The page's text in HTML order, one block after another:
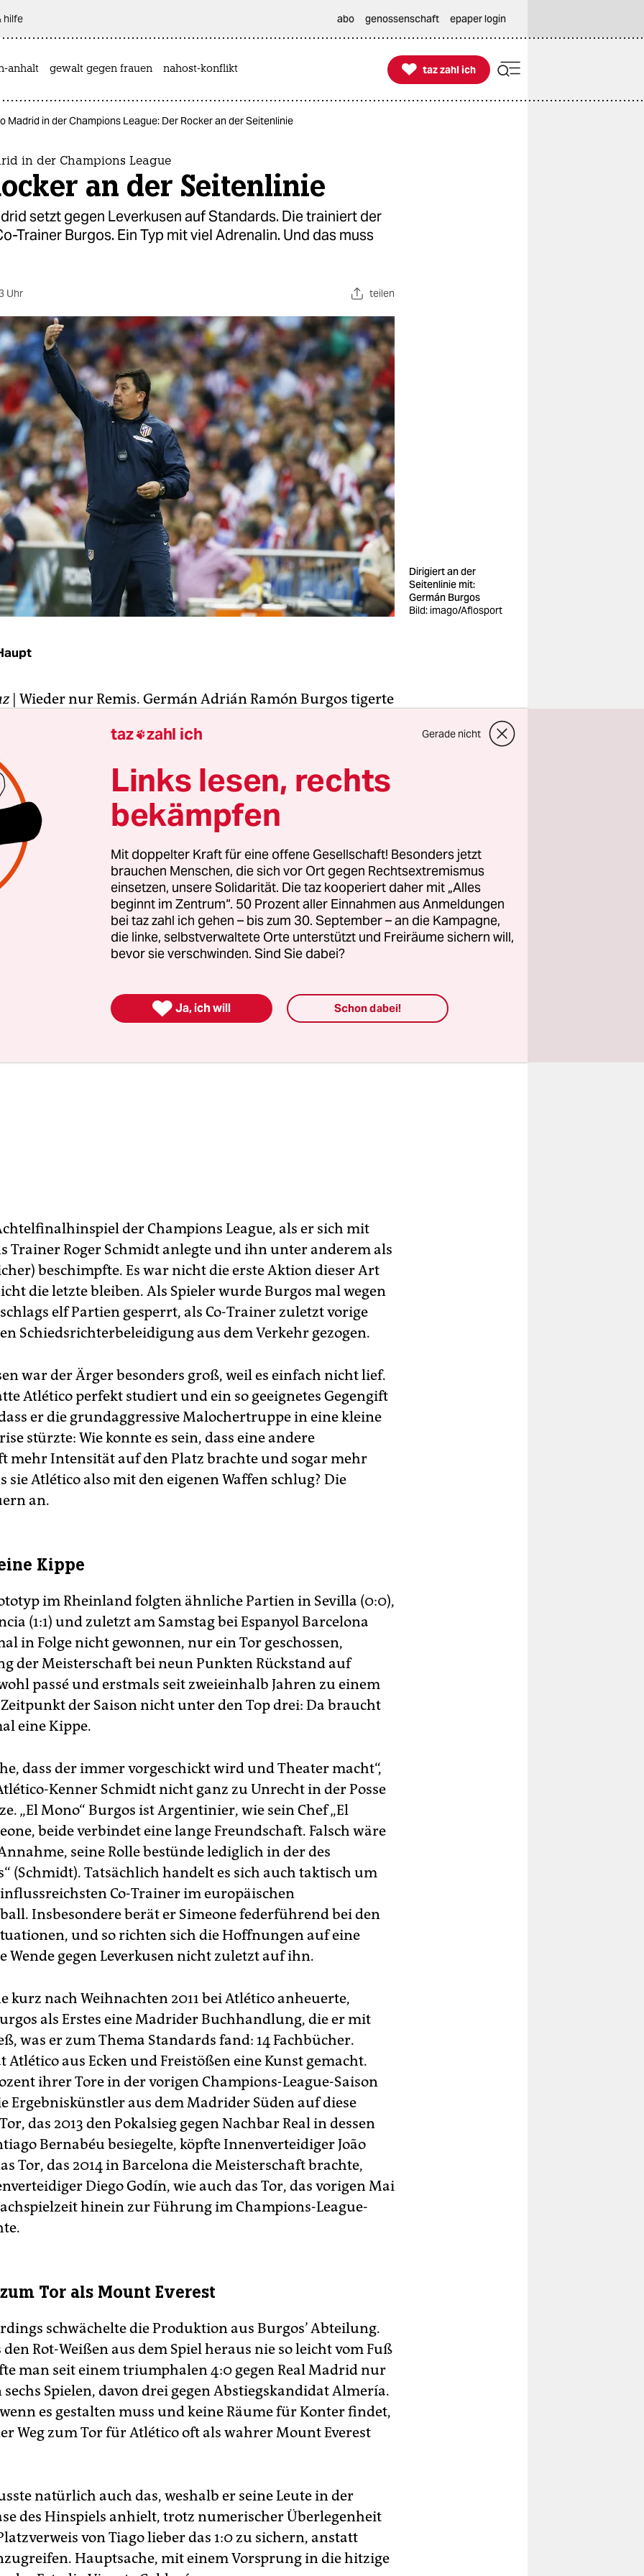
hilfe abo genossenschaft epaper login
anhalt gewalt gegen frauen nahost-konflikt 
taz zahl ich
taz zahl ich
Madrid in der Champions League: Der Rocker an der Seitenlinie
in der Champions League
an der Seitenlinie
setzt gegen Leverkusen auf Standards. Die trainiert der
Trainer Burgos. Ein Typ mit viel Adrenalin. Und das muss
Uhr teilen
Dirigiert an der
Seitenlinie mit:
Germán Burgos
Bild: imago/Aflosport
| Wieder nur Remis. Germán Adrián Ramón Burgos tigerte
bemerkenswert, als er vor vielen Jahren mal öffentlich
abschwor – nach überstandenem Nierenkrebs, den er auf
Laster zurückführte. Aber so diszipliniert ist er nun mal
der „Affe“, früherer Weltklassetorwart mit Matte,
und verrückten Paraden, Frontmann der Band The Garb
seinen Initialen) und heutige Assistenztrainer von
ist auch mit 45 und kürzeren Haaren immer Rocker
Einer mit viel Adrenalin. Und das muss raus.
der Champions League, als er sich mit
Trainer Roger Schmidt anlegte und ihn unter anderem als
beschimpfte. Es war nicht die erste Aktion dieser Art
die letzte bleiben. Als Spieler wurde Burgos mal wegen
elf Partien gesperrt, als Co-Trainer zuletzt vorige
Schiedsrichterbeleidigung aus dem Verkehr gezogen.
war der Ärger besonders groß, weil es einfach nicht lief.
Atlético perfekt studiert und ein so geeignetes Gegengift
er die grundaggressive Malochertruppe in eine kleine
stürzte: Wie konnte es sein, dass eine andere
mehr Intensität auf den Platz brachte und sogar mehr
sie Atlético also mit den eigenen Waffen schlug? Die
an.
Kippe
im Rheinland folgten ähnliche Partien in Sevilla (0:0),
(1:1) und zuletzt am Samstag bei Espanyol Barcelona
in Folge nicht gewonnen, nur ein Tor geschossen,
der Meisterschaft bei neun Punkten Rückstand auf
passé und erstmals seit zweieinhalb Jahren zu einem
der Saison nicht unter den Top drei: Da braucht
eine Kippe.
dass der immer vorgeschickt wird und Theater macht“,
Kenner Schmidt nicht ganz zu Unrecht in der Posse
„El Mono“ Burgos ist Argentinier, wie sein Chef „El
beide verbindet eine lange Freundschaft. Falsch wäre
seine Rolle bestünde lediglich in der des
(Schmidt). Tatsächlich handelt es sich auch taktisch um
Co-Trainer im europäischen
Insbesondere berät er Simeone federführend bei den
und so richten sich die Hoffnungen auf eine
Wende gegen Leverkusen nicht zuletzt auf ihn.
kurz nach Weihnachten 2011 bei Atlético anheuerte,
als Erstes eine Madrider Buchhandlung, die er mit
was er zum Thema Standards fand: 14 Fachbücher.
Atlético aus Ecken und Freistößen eine Kunst gemacht.
ihrer Tore in der vorigen Champions-League-Saison
Ergebniskünstler aus dem Madrider Süden auf diese
das 2013 den Pokalsieg gegen Nachbar Real in dessen
Bernabéu besiegelte, köpfte Innenverteidiger João
Tor, das 2014 in Barcelona die Meisterschaft brachte,
Diego Godín, wie auch das Tor, das vorigen Mai
hinein zur Führung im Champions-League-
Tor als Mount Everest
schwächelte die Produktion aus Burgos’ Abteilung.
den Rot-Weißen aus dem Spiel heraus nie so leicht vom Fuß
man seit einem triumphalen 4:0 gegen Real Madrid nur
Spielen, davon drei gegen Abstiegskandidat Almería.
es gestalten muss und keine Räume für Konter findet,
Weg zum Tor für Atlético oft als wahrer Mount Everest
natürlich auch das, weshalb er seine Leute in der
des Hinspiels anhielt, trotz numerischer Überlegenheit
von Tiago lieber das 1:0 zu sichern, anstatt
Hauptsache, mit einem Vorsprung in die hitzige
taz zahl ich Gerade nicht
Links lesen, rechts
bekämpfen
Mit doppelter Kraft für eine offene Gesellschaft! Besonders jetzt
brauchen Menschen, die sich vor Ort gegen Rechtsextremismus
einsetzen, unsere Solidarität. Die taz kooperiert daher mit „Alles
beginnt im Zentrum“. 50 Prozent aller Einnahmen aus Anmeldungen
bei taz zahl ich gehen – bis zum 30. September – an die Kampagne,
die linke, selbstverwaltete Orte unterstützt und Freiräume sichern will,
bevor sie verschwinden. Sind Sie dabei?
 Ja, ich will Schon dabei!